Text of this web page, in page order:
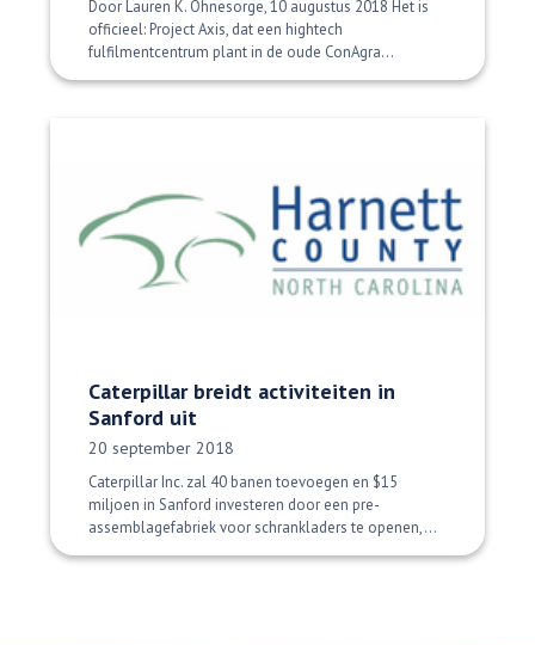
Door Lauren K. Ohnesorge, 10 augustus 2018 Het is
officieel: Project Axis, dat een hightech
fulfilmentcentrum plant in de oude ConAgra...
Caterpillar breidt activiteiten in
Sanford uit
Datum gepubliceerd:
20 september 2018
Caterpillar Inc. zal 40 banen toevoegen en $15
miljoen in Sanford investeren door een pre-
assemblagefabriek voor schrankladers te openen,...